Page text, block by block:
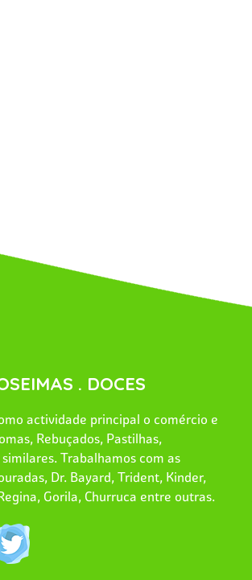
. DOCES
actividade principal o comércio e
Rebuçados, Pastilhas,
Trabalhamos com as
Dr. Bayard, Trident, Kinder,
Gorila, Churruca entre outras.